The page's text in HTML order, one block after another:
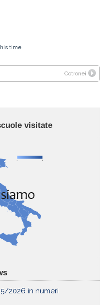
time.
Cotronei
visitate
2026 in numeri